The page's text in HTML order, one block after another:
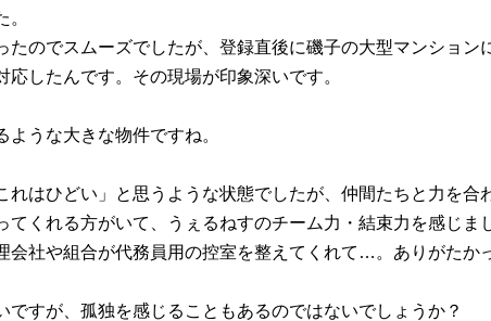
たのでスムーズでしたが、登録直後に磯子の大型マンション
応したんです。その現場が印象深いです。
うな大きな物件ですね。
れはひどい」と思うような状態でしたが、仲間たちと力を合
てくれる方がいて、うぇるねすのチーム力・結束力を感じま
会社や組合が代務員用の控室を整えてくれて…。ありがたか
ですが、孤独を感じることもあるのではないでしょうか？